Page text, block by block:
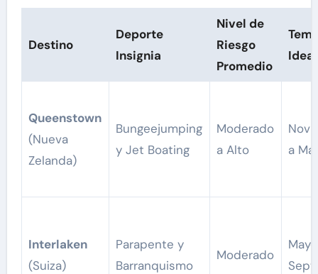
Destino
Deporte
Insignia
Nivel de
Riesgo
Promedio
Ideal
Queenstown
(Nueva
Zelanda)
Bungeejumping
y Jet Boating
Moderado
a Alto
a
Interlaken
(Suiza)
Parapente y
Barranquismo
Moderado